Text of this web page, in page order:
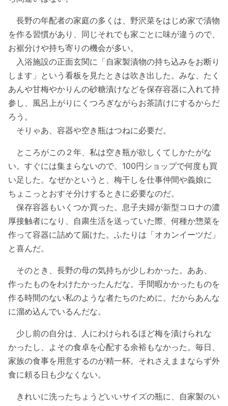
長野の年配者の家庭の多くは、野沢菜をはじめ家で漬物
を作る習慣があり、同じそれでも家ごとに味が違うので、
お裾分けや持ち寄りの機会が多い。
入浴施設の正面玄関に「自家製漬物の持ち込みをお断り
します」という看板を見たときは吹き出した。みな、たく
あんや甘梅やかりんの砂糖漬けなどを保存容器に入れて持
参し、風呂上がりにくつろぎながらお茶請けにするからだ
ろう。
そりゃあ、容器や空き瓶はつねに必要だ。
ところがこの２年、私は空き瓶が欲しくてしかたがな
い。すぐには集まらないので、100円ショップで何度も買
い足した。なぜかというと、梅干しを仕事仲間や義娘に
ちょこっとおすそ分けするときに必要なのだ。
保存容器もいくつか買った。息子夫婦が新型コロナの濃
厚接触者になり、自粛生活を送っていた際、何種か惣菜を
作って容器に詰めて届けた。ふたりは「オカンイーツだ」
と喜んだ。
そのとき、長野の母の気持ちが少しわかった。ああ、
作ったものをわけたかったんだな。手間暇かかったものを
作る時間のない私のような者たちのために。だからあんな
に溜め込んでいるんだな。
少し前の自分は、人にわけられるほど梅を漬けられな
かったし、よその食卓を心配する余裕もなかった。毎日、
家族の食事を用意するのが精一杯。それさえままならず外
食に頼る日も少なくない。
きれいに洗ったちょうどいいサイズの瓶に、自家製のい